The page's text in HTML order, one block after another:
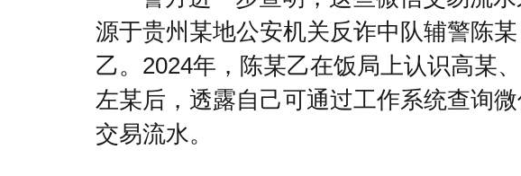
源于贵州某地公安机关反诈中队辅警陈某
乙。2024年，陈某乙在饭局上认识高某、
左某后，透露自己可通过工作系统查询
交易流水。